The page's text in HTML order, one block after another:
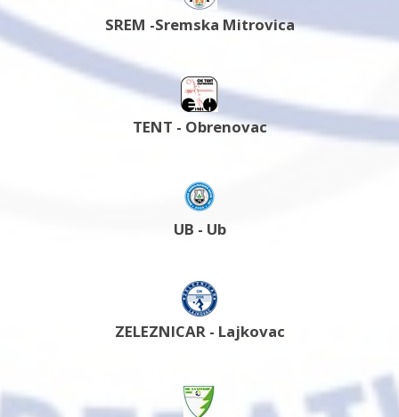
SREM -Sremska Mitrovica
TENT - Obrenovac
UB - Ub
ZELEZNICAR - Lajkovac